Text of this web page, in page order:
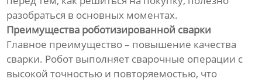
разобраться в основных моментах.
Преимущества роботизированной сварки
Главное преимущество – повышение качества
сварки. Робот выполняет сварочные операции с
высокой точностью и повторяемостью, что